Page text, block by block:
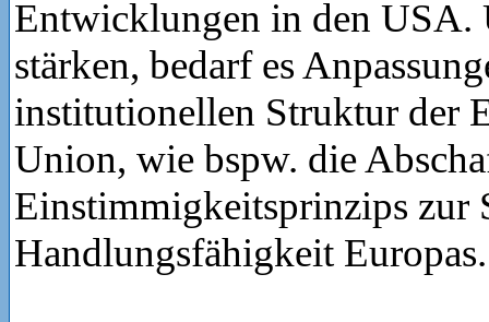
Entwicklungen in den USA.
stärken, bedarf es
institutionellen Struktur der
Union, wie bspw. die
Einstimmigkeitsprinzips zur
Handlungsfähigkeit